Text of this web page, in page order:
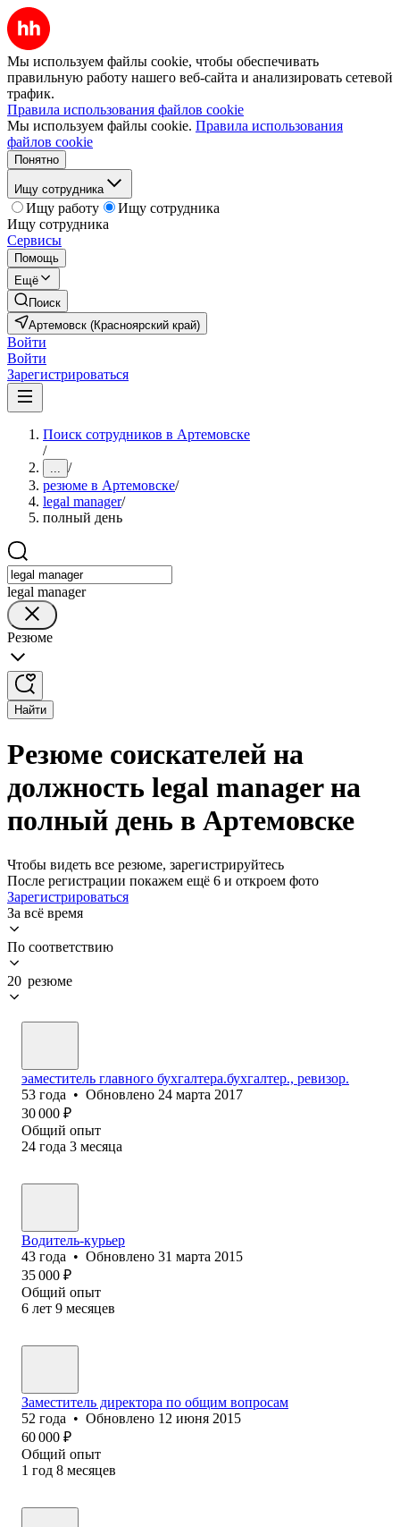
Мы используем файлы cookie, чтобы обеспечивать
правильную работу нашего веб-сайта и анализировать сетевой
трафик.
Правила использования файлов cookie
Мы используем файлы cookie. Правила использования
файлов cookie
Понятно
Ищу сотрудника
Ищу работу
Ищу сотрудника
Ищу сотрудника
Сервисы
Помощь
Ещё
Поиск
Артемовск (Красноярский край)
Войти
Войти
Зарегистрироваться
Поиск сотрудников в Артемовске
/
... /
резюме в Артемовске/
legal manager/
полный день
legal manager
Резюме
Найти
Резюме соискателей на
должность legal manager на
полный день в Артемовске
Чтобы видеть все резюме, зарегистрируйтесь
После регистрации покажем ещё 6 и откроем фото
Зарегистрироваться
За всё время
По соответствию
20 резюме
эаместитель главного бухгалтера.бухгалтер., ревизор.
53 года • Обновлено 24 марта 2017
30 000 ₽
Общий опыт
24 года 3 месяца
Водитель-курьер
43 года • Обновлено 31 марта 2015
35 000 ₽
Общий опыт
6 лет 9 месяцев
Заместитель директора по общим вопросам
52 года • Обновлено 12 июня 2015
60 000 ₽
Общий опыт
1 год 8 месяцев